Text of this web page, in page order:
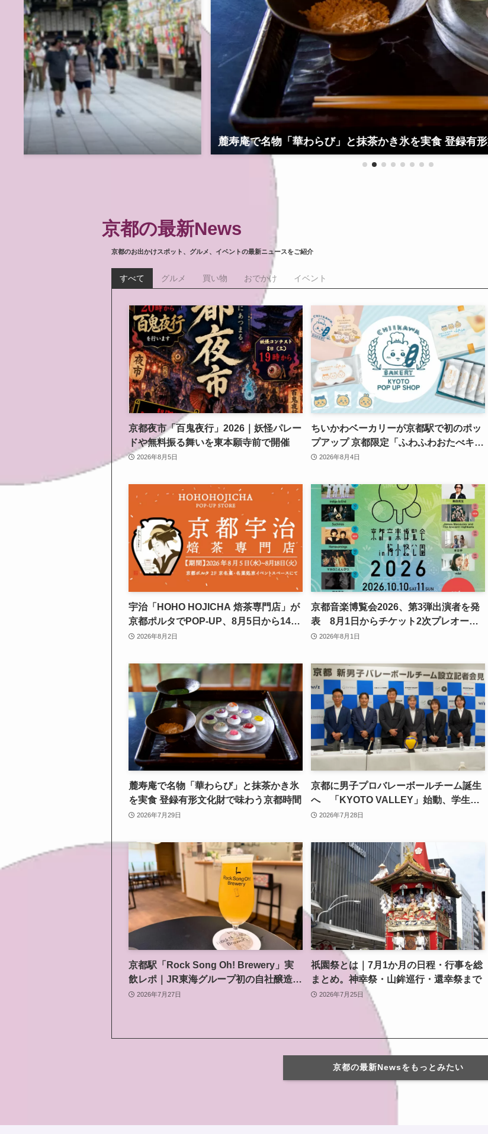
麓寿庵で名物「華わらび」と抹茶かき氷を実食 登録有形文化財で味わう京
京都の最新News
京都のお出かけスポット、グルメ、イベントの最新ニュースをご紹介
すべて グルメ 買い物 おでかけ イベント
京都夜市「百鬼夜行」2026｜妖怪パレー
ドや無料振る舞いを東本願寺前で開催
2026年8月5日
ちいかわベーカリーが京都駅で初のポッ
プアップ 京都限定「ふわふわおたべキャ
ラメル」も、8月13日から
2026年8月4日
宇治「HOHO HOJICHA 焙茶専門店」が
京都ポルタでPOP-UP、8月5日から14日
間2026年8月2日
京都音楽博覧会2026、第3弾出演者を発
表 8月1日からチケット2次プレオーダ
ー開始 梅小路公園で10月開催
2026年8月1日
麓寿庵で名物「華わらび」と抹茶かき氷
を実食 登録有形文化財で味わう京都時間
2026年7月29日
京都に男子プロバレーボールチーム誕生
へ 「KYOTO VALLEY」始動、学生主
体で2027年Vリーグ参入目指す
2026年7月28日
京都駅「Rock Song Oh! Brewery」実
飲レポ｜JR東海グループ初の自社醸造ク
ラフトビールを八条口で
2026年7月27日
祇園祭とは｜7月1か月の日程・行事を総
まとめ。神幸祭・山鉾巡行・還幸祭まで
2026年7月25日
京都の最新Newsをもっとみたい